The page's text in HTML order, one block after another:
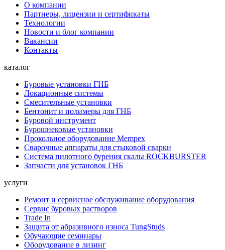
О компании
Партнеры, лицензии и сертификаты
Технологии
Новости и блог компании
Вакансии
Контакты
каталог
Буровые установки ГНБ
Локационные системы
Смесительные установки
Бентонит и полимеры для ГНБ
Буровой инструмент
Бурошнековые установки
Прокольное оборудование Mempex
Сварочные аппараты для стыковой сварки
Система пилотного бурения скалы ROCKBURSTER
Запчасти для установок ГНБ
услуги
Ремонт и сервисное обслуживание оборудования
Сервис буровых растворов
Trade In
Защита от абразивного износа TungStuds
Обучающие семинары
Оборудование в лизинг